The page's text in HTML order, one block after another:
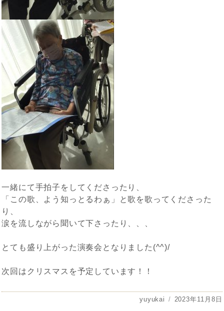
一緒にて手拍子をしてくださったり、
「この歌、よう知っとるわぁ」と歌を歌ってくださった
り、
涙を流しながら聞いて下さったり、、、
とても盛り上がった演奏会となりました(^^)/
次回はクリスマスを予定しています！！
投
yuyukai
投
2023年11月8日